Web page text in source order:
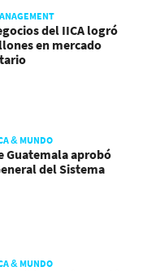
del IICA logró
en mercado
& MUNDO
Guatemala aprobó
del Sistema
& MUNDO